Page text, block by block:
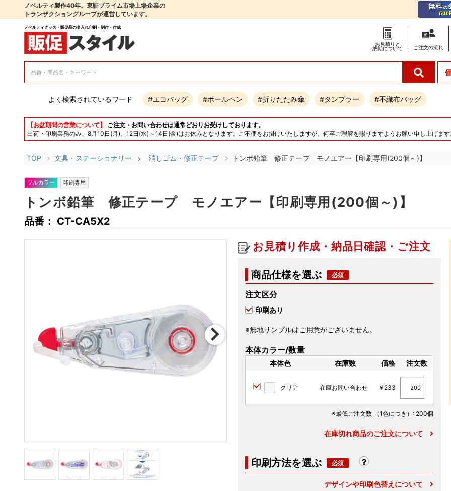
ノベルティ製作40年。東証プライム市場上場企業の
トランザクショングループが運営しています。
ノベルティグッズ・販促品の名入れ印刷・制作・作成
お見積りと
納期について
ご注文の流れ
よく検索されているワード #エコバッグ #ボールペン #折りたたみ傘 #タンブラー #不織布バッグ
【お盆期間の営業について】
ご注文・お問い合わせは通常どおりお受けしております。
出荷・印刷業務のみ、8月10日(月)、12日(水)～14日(金)はお休みとなります。ご不便をお掛けいたしますが、何卒ご理解を賜りますようお願い申し上げま
TOP 文具・ステーショナリー 消しゴム・修正テープ トンボ鉛筆 修正テープ モノエアー【印刷専用(200個～)】
フルカラー 印刷専用
トンボ鉛筆 修正テープ モノエアー【印刷専用(200個～)】
品番： CT-CA5X2
お見積り作成・納品日確認・ご注文
商品仕様を選ぶ
注文区分
印刷あり
※無地サンプルはご用意がございません。
本体カラー/数量
本体色 在庫数 価格 注文数
クリア 在庫お問い合わせ ￥233
※最低ご注文数 （1色につき） : 200個
在庫切れ商品のご注文について
印刷方法を選ぶ
デザインや印刷色替えについて